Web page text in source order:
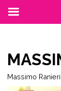
Massimo Ranieri